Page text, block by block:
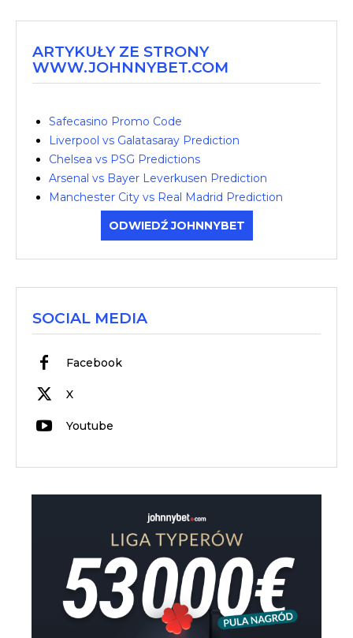
ARTYKUŁY ZE STRONY
WWW.JOHNNYBET.COM
Safecasino Promo Code
Liverpool vs Galatasaray Prediction
Chelsea vs PSG Predictions
Arsenal vs Bayer Leverkusen Prediction
Manchester City vs Real Madrid Prediction
ODWIEDŹ JOHNNYBET
SOCIAL MEDIA
Facebook
X
Youtube